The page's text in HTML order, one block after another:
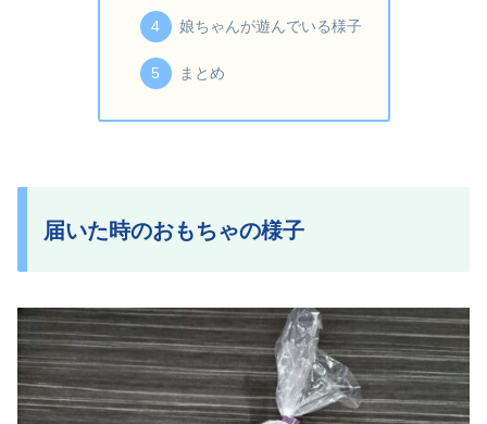
娘ちゃんが遊んでいる様子
まとめ
届いた時のおもちゃの様子